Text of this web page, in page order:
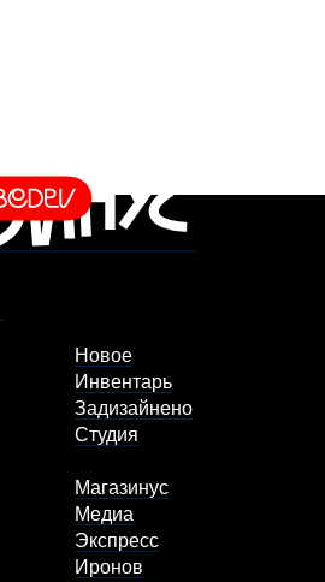
Новое
Инвентарь
Задизайнено
Студия
Магазинус
Медиа
Экспресс
Иронов